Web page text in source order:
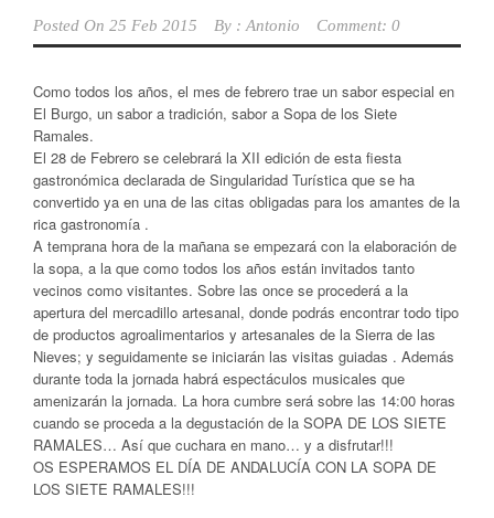
Posted On 25 Feb 2015 By : Antonio Comment: 0
Como todos los años, el mes de febrero trae un sabor especial en
El Burgo, un sabor a tradición, sabor a Sopa de los Siete
Ramales.
El 28 de Febrero se celebrará la XII edición de esta fiesta
gastronómica declarada de Singularidad Turística que se ha
convertido ya en una de las citas obligadas para los amantes de la
rica gastronomía .
A temprana hora de la mañana se empezará con la elaboración de
la sopa, a la que como todos los años están invitados tanto
vecinos como visitantes. Sobre las once se procederá a la
apertura del mercadillo artesanal, donde podrás encontrar todo tipo
de productos agroalimentarios y artesanales de la Sierra de las
Nieves; y seguidamente se iniciarán las visitas guiadas . Además
durante toda la jornada habrá espectáculos musicales que
amenizarán la jornada. La hora cumbre será sobre las 14:00 horas
cuando se proceda a la degustación de la SOPA DE LOS SIETE
RAMALES… Así que cuchara en mano… y a disfrutar!!!
OS ESPERAMOS EL DÍA DE ANDALUCÍA CON LA SOPA DE
LOS SIETE RAMALES!!!